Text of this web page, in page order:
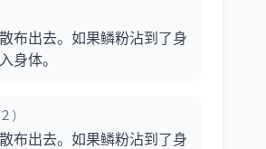
布出去。如果鳞粉沾到了身
身体。
）
布出去。如果鳞粉沾到了身